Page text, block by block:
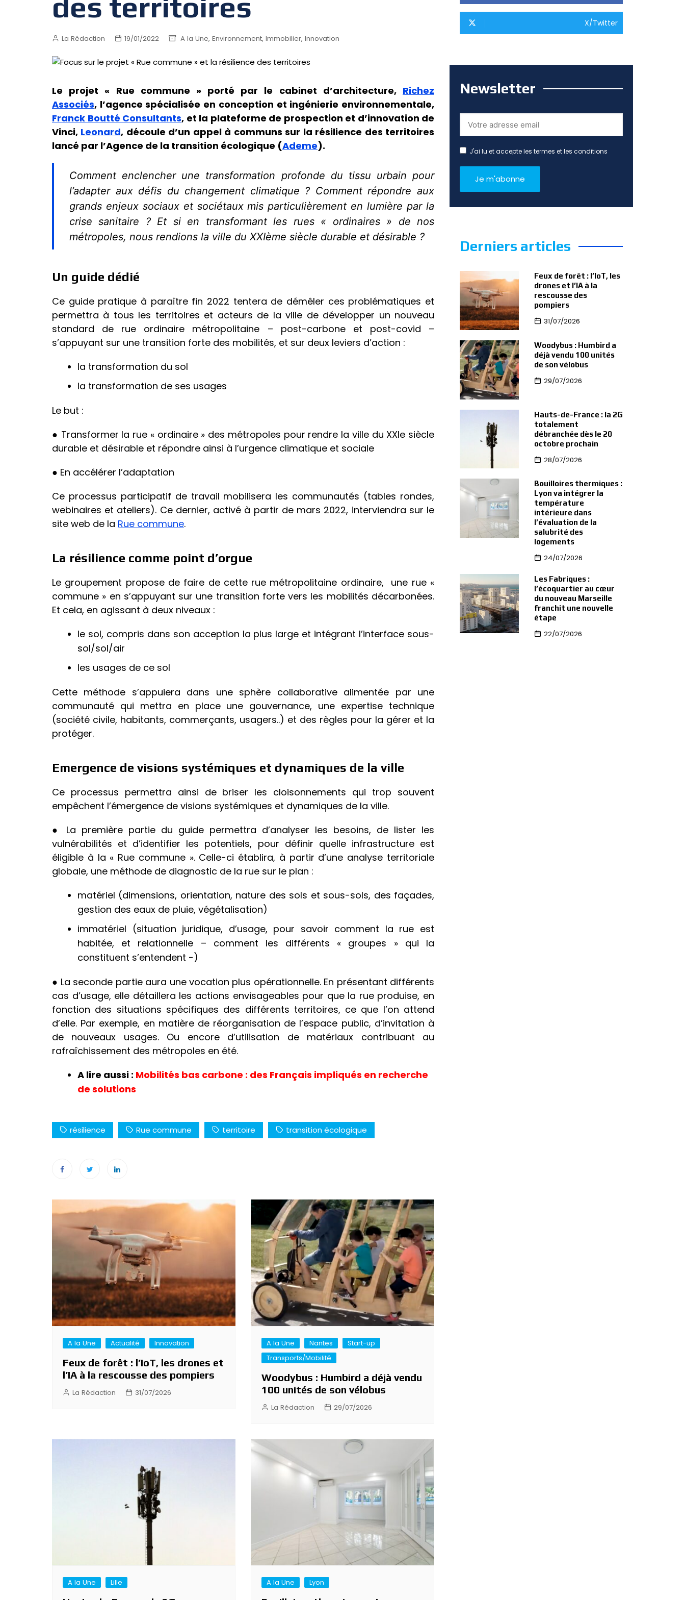
La Rédaction 19/01/2022 A la Une, Environnement, Immobilier, Innovation
Le projet « Rue commune » porté par le cabinet d’architecture, Richez
Associés, l’agence spécialisée en conception et ingénierie environnementale,
Franck Boutté Consultants, et la plateforme de prospection et d’innovation de
Vinci, Leonard, découle d’un appel à communs sur la résilience des territoires
lancé par l’Agence de la transition écologique (Ademe).
Comment enclencher une transformation profonde du tissu urbain pour
l’adapter aux défis du changement climatique ? Comment répondre aux
grands enjeux sociaux et sociétaux mis particulièrement en lumière par la
crise sanitaire ? Et si en transformant les rues « ordinaires » de nos
métropoles, nous rendions la ville du XXIème siècle durable et désirable ?
Un guide dédié
Ce guide pratique à paraître fin 2022 tentera de démêler ces problématiques et
permettra à tous les territoires et acteurs de la ville de développer un nouveau
standard de rue ordinaire métropolitaine – post-carbone et post-covid –
s’appuyant sur une transition forte des mobilités, et sur deux leviers d’action :
la transformation du sol
la transformation de ses usages
Le but :
● Transformer la rue « ordinaire » des métropoles pour rendre la ville du XXIe siècle
durable et désirable et répondre ainsi à l’urgence climatique et sociale
● En accélérer l’adaptation
Ce processus participatif de travail mobilisera les communautés (tables rondes,
webinaires et ateliers). Ce dernier, activé à partir de mars 2022, interviendra sur le
site web de la Rue commune.
La résilience comme point d’orgue
Le groupement propose de faire de cette rue métropolitaine ordinaire, une rue «
commune » en s’appuyant sur une transition forte vers les mobilités décarbonées.
Et cela, en agissant à deux niveaux :
le sol, compris dans son acception la plus large et intégrant l’interface sous-
sol/sol/air
les usages de ce sol
Cette méthode s’appuiera dans une sphère collaborative alimentée par une
communauté qui mettra en place une gouvernance, une expertise technique
(société civile, habitants, commerçants, usagers..) et des règles pour la gérer et la
protéger.
Emergence de visions systémiques et dynamiques de la ville
Ce processus permettra ainsi de briser les cloisonnements qui trop souvent
empêchent l’émergence de visions systémiques et dynamiques de la ville.
● La première partie du guide permettra d’analyser les besoins, de lister les
vulnérabilités et d’identifier les potentiels, pour définir quelle infrastructure est
éligible à la « Rue commune ». Celle-ci établira, à partir d’une analyse territoriale
globale, une méthode de diagnostic de la rue sur le plan :
matériel (dimensions, orientation, nature des sols et sous-sols, des façades,
gestion des eaux de pluie, végétalisation)
immatériel (situation juridique, d’usage, pour savoir comment la rue est
habitée, et relationnelle – comment les différents « groupes » qui la
constituent s’entendent -)
● La seconde partie aura une vocation plus opérationnelle. En présentant différents
cas d’usage, elle détaillera les actions envisageables pour que la rue produise, en
fonction des situations spécifiques des différents territoires, ce que l’on attend
d’elle. Par exemple, en matière de réorganisation de l’espace public, d’invitation à
de nouveaux usages. Ou encore d’utilisation de matériaux contribuant au
rafraîchissement des métropoles en été.
A lire aussi : Mobilités bas carbone : des Français impliqués en recherche
de solutions
résilience Rue commune territoire transition écologique
Navigation
l’article
A la Une Actualité Innovation
Feux de forêt : l’IoT, les drones et
l’IA à la rescousse des pompiers
La Rédaction 31/07/2026
A la Une Nantes
Start-up
Transports/Mobilité
Woodybus : Humbird a déjà vendu
100 unités de son vélobus
La Rédaction 29/07/2026
A la Une Lille A la Une Lyon
X/Twitter
Newsletter
J'ai lu et accepte les termes et les conditions
Derniers articles
Feux de forêt : l’IoT, les
drones et l’IA à la
rescousse des
pompiers
31/07/2026
Woodybus : Humbird a
déjà vendu 100 unités
de son vélobus
29/07/2026
Hauts-de-France : la 2G
totalement
débranchée dès le 20
octobre prochain
28/07/2026
Bouilloires thermiques :
Lyon va intégrer la
température
intérieure dans
l’évaluation de la
salubrité des
logements
24/07/2026
Les Fabriques :
l’écoquartier au cœur
du nouveau Marseille
franchit une nouvelle
étape
22/07/2026